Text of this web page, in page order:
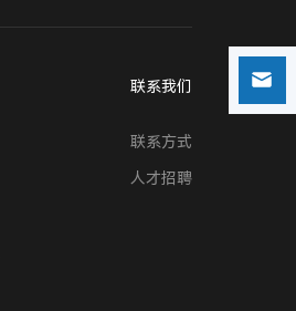
联系我们
联系方式
人才招聘